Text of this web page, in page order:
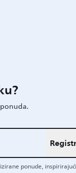
ponude,